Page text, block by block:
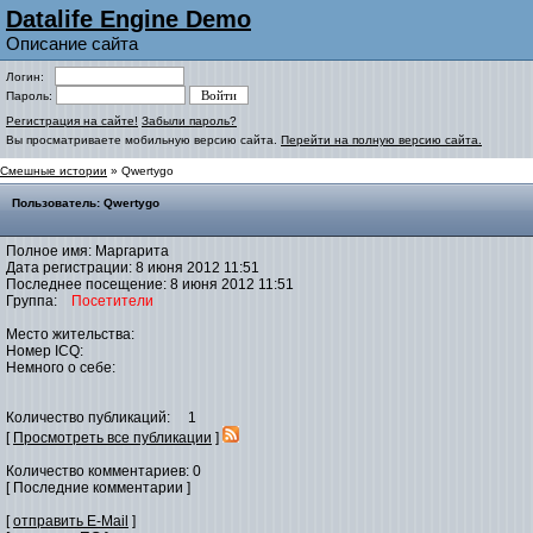
Datalife Engine Demo
Описание сайта
Логин:
Пароль:
Регистрация на сайте! Забыли пароль?
Вы просматриваете мобильную версию сайта. Перейти на полную версию сайта.
Смешные истории » Qwertygo
Пользователь: Qwertygo
Полное имя: Маргарита
Дата регистрации: 8 июня 2012 11:51
Последнее посещение: 8 июня 2012 11:51
Группа:
Посетители
Место жительства:
Номер ICQ:
Немного о себе:
Количество публикаций: 1
[ Просмотреть все публикации ]
Количество комментариев: 0
[ Последние комментарии ]
[отправить E-Mail ]